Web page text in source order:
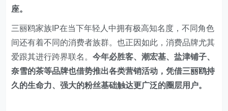
座。
三丽鸥家族IP在当下年轻人中拥有极高知名度，不同角色
间还有着不同的消费者族群。也正因如此，消费品牌尤其
爱跟其进行跨界联名。今年必胜客、潮宏基、盐津铺子、
奈雪的茶等品牌也借势推出各类营销活动，凭借三丽鸥持
久的生命力、强大的粉丝基础触达更广泛的圈层用户。